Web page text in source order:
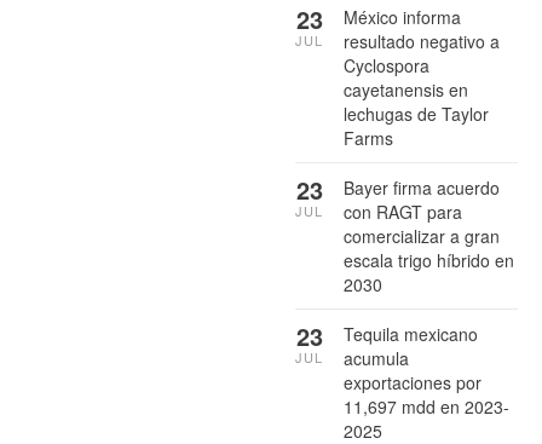
México informa
resultado negativo a
Cyclospora
cayetanensis en
lechugas de Taylor
Farms
23
JUL
Bayer firma acuerdo
con RAGT para
comercializar a gran
escala trigo híbrido en
2030
23
JUL
Tequila mexicano
acumula
exportaciones por
11,697 mdd en 2023-
2025
23
JUL